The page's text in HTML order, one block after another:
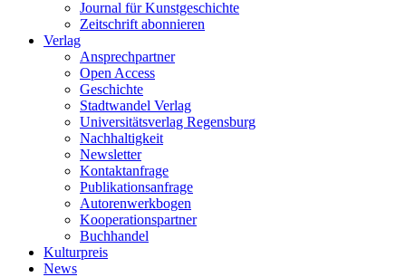
Journal für Kunstgeschichte
Zeitschrift abonnieren
Verlag
Ansprechpartner
Open Access
Geschichte
Stadtwandel Verlag
Universitätsverlag Regensburg
Nachhaltigkeit
Newsletter
Kontaktanfrage
Publikationsanfrage
Autorenwerkbogen
Kooperationspartner
Buchhandel
Kulturpreis
News